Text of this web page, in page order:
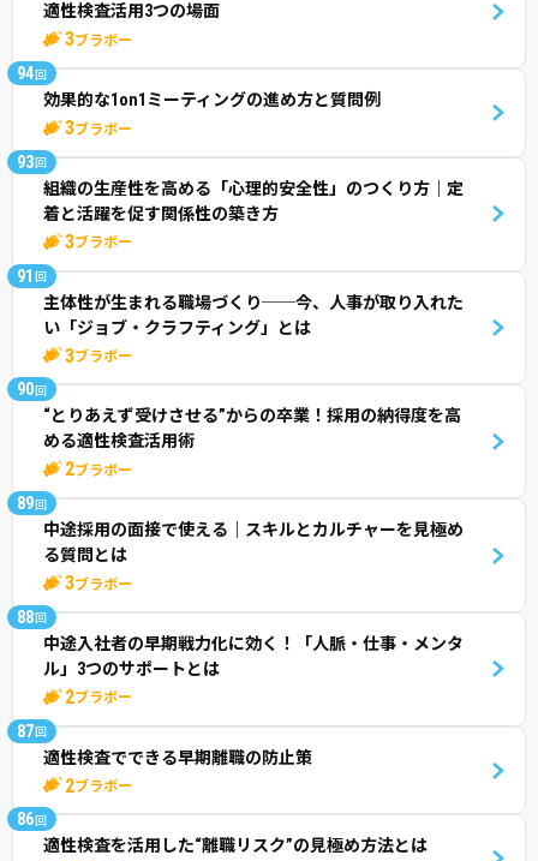
適性検査活用3つの場面
3ブラボー
94回
効果的な1on1ミーティングの進め方と質問例
3ブラボー
93回
組織の生産性を高める「心理的安全性」のつくり方｜定
着と活躍を促す関係性の築き方
3ブラボー
91 回
主体性が生まれる職場づくり──今、人事が取り入れた
い「ジョブ・クラフティング」とは
3ブラボー
90回
“とりあえず受けさせる”からの卒業！採用の納得度を高
める適性検査活用術
2ブラボー
89回
中途採用の面接で使える｜スキルとカルチャーを見極め
る質問とは
3ブラボー
88回
中途入社者の早期戦力化に効く！「人脈・仕事・メンタ
ル」3つのサポートとは
2ブラボー
87回
適性検査でできる早期離職の防止策
2ブラボー
86回
適性検査を活用した“離職リスク”の見極め方法とは